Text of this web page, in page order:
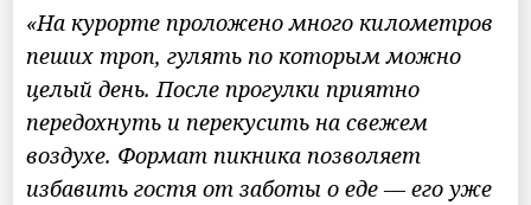
«На курорте проложено много километров
пеших троп, гулять по которым можно
целый день. После прогулки приятно
передохнуть и перекусить на свежем
воздухе. Формат пикника позволяет
избавить гостя от заботы о еде — его уже